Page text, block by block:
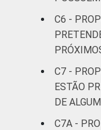
lucrativos.
coletados
2014.
Fonte:
C6 -
C7 -
ESTÃO
DE
C7A -